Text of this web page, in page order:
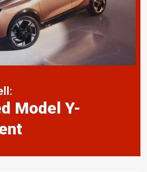
Model Y-